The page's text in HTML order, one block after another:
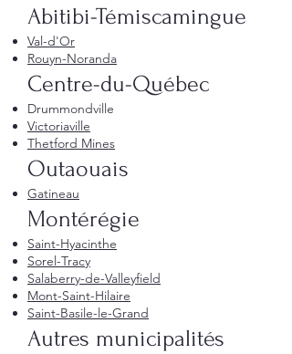
Abitibi-Témiscamingue
Val-d'Or
Rouyn-Noranda
Centre-du-Québec
Drummondville
Victoriaville
Thetford Mines
Outaouais
Gatineau
Montérégie
Saint-Hyacinthe
Sorel-Tracy
Salaberry-de-Valleyfield
Mont-Saint-Hilaire
Saint-Basile-le-Grand
Autres municipalités